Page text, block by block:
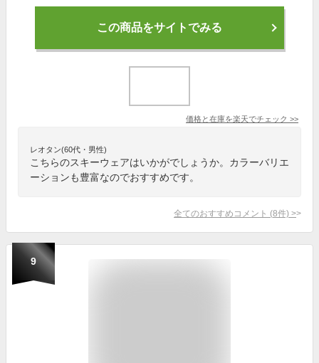
この商品をサイトでみる
価格と在庫を楽天でチェック >>
レオタン(60代・男性)
こちらのスキーウェアはいかがでしょうか。カラーバリエ
ーションも豊富なのでおすすめです。
全てのおすすめコメント (8件) >
9